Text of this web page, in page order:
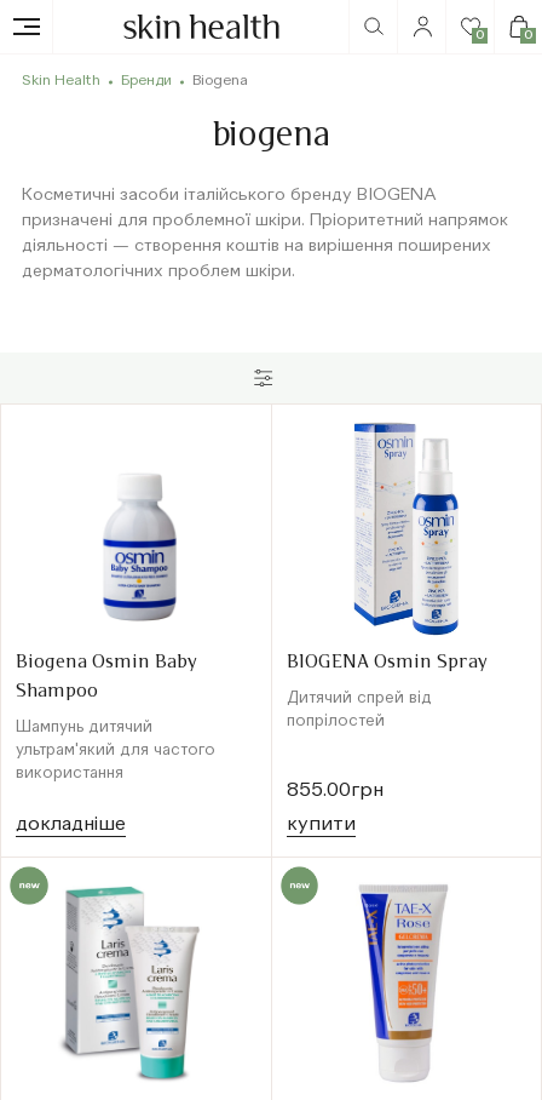
0 0
Skin Health Бренди Biogena
biogena
Косметичні засоби італійського бренду BIOGENA
призначені для проблемної шкіри. Пріоритетний напрямок
діяльності — створення коштів на вирішення поширених
дерматологічних проблем шкіри.
Biogena Osmin Baby
Shampoo
Шампунь дитячий
ультрам'який для частого
використання
докладнiше
BIOGENA Osmin Spray
Дитячий спрей від
попрілостей
855.00грн
купити